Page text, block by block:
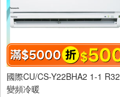
國際CU/CS-Y22BHA2 1-1 R32
變頻冷暖